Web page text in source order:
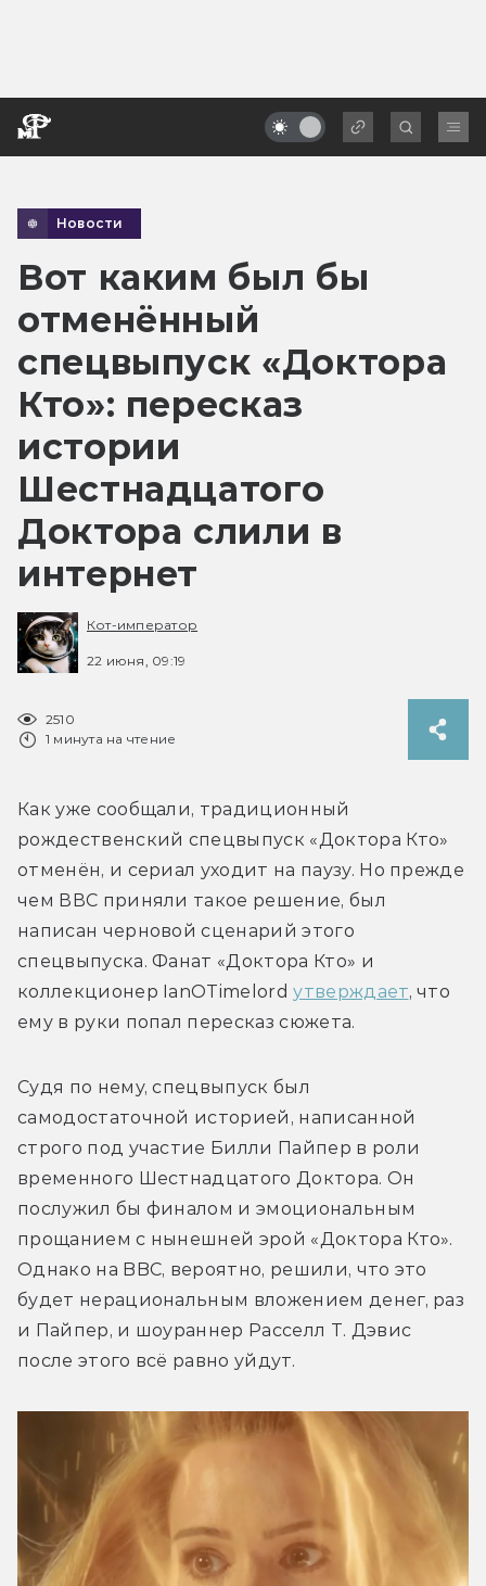
Новости
Вот каким был бы
отменённый
спецвыпуск «Доктора
Кто»: пересказ
истории
Шестнадцатого
Доктора слили в
интернет
Кот-император
22 июня, 09:19
2510
1 минута на чтение
Как уже сообщали, традиционный
рождественский спецвыпуск «Доктора Кто»
отменён, и сериал уходит на паузу. Но прежде
чем ВВС приняли такое решение, был
написан черновой сценарий этого
спецвыпуска. Фанат «Доктора Кто» и
коллекционер IanOTimelord утверждает, что
Судя по нему, спецвыпуск был
самодостаточной историей, написанной
строго под участие Билли Пайпер в роли
временного Шестнадцатого Доктора. Он
послужил бы финалом и эмоциональным
прощанием с нынешней эрой «Доктора Кто».
Однако на BBC, вероятно, решили, что это
будет нерациональным вложением денег, раз
и Пайпер, и шоураннер Расселл Т. Дэвис